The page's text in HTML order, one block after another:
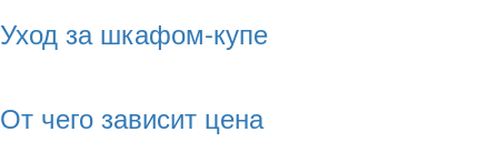
Уход за шкафом-купе
От чего зависит цена